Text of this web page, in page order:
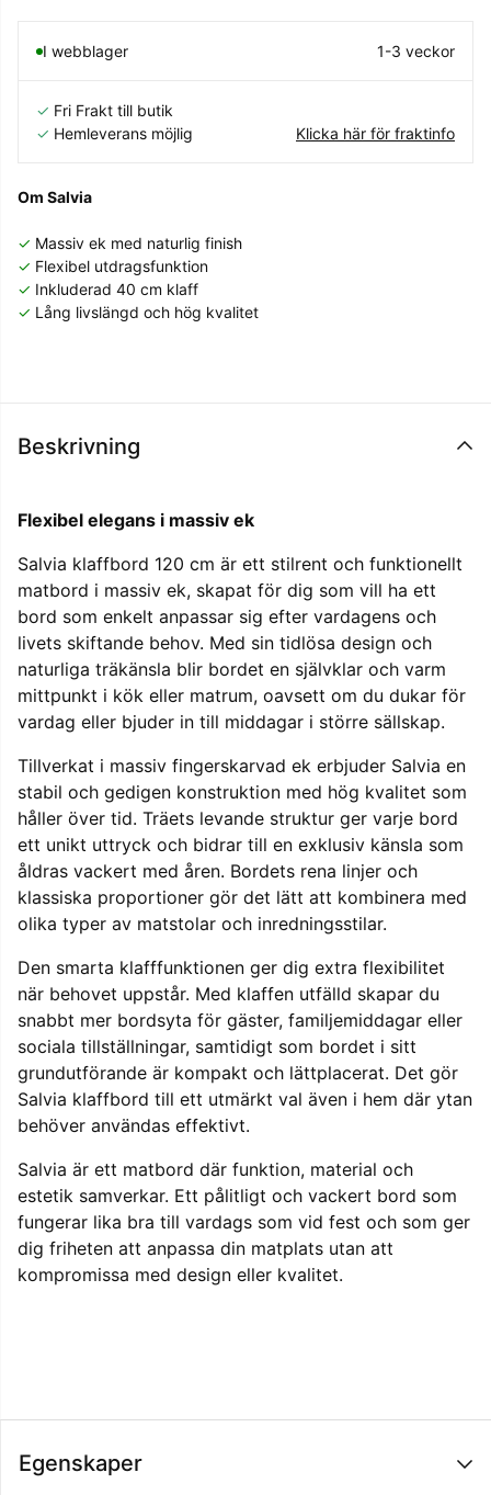
I webblager 1-3 veckor
✓ Fri Frakt till butik
✓ Hemleverans möjlig Klicka här för fraktinfo
Om Salvia
✓ Massiv ek med naturlig finish
✓ Flexibel utdragsfunktion
✓ Inkluderad 40 cm klaff
✓ Lång livslängd och hög kvalitet
Beskrivning
Flexibel elegans i massiv ek
Salvia klaffbord 120 cm är ett stilrent och funktionellt
matbord i massiv ek, skapat för dig som vill ha ett
bord som enkelt anpassar sig efter vardagens och
livets skiftande behov. Med sin tidlösa design och
naturliga träkänsla blir bordet en självklar och varm
mittpunkt i kök eller matrum, oavsett om du dukar för
vardag eller bjuder in till middagar i större sällskap.
Tillverkat i massiv fingerskarvad ek erbjuder Salvia en
stabil och gedigen konstruktion med hög kvalitet som
håller över tid. Träets levande struktur ger varje bord
ett unikt uttryck och bidrar till en exklusiv känsla som
åldras vackert med åren. Bordets rena linjer och
klassiska proportioner gör det lätt att kombinera med
olika typer av matstolar och inredningsstilar.
Den smarta klafffunktionen ger dig extra flexibilitet
när behovet uppstår. Med klaffen utfälld skapar du
snabbt mer bordsyta för gäster, familjemiddagar eller
sociala tillställningar, samtidigt som bordet i sitt
grundutförande är kompakt och lättplacerat. Det gör
Salvia klaffbord till ett utmärkt val även i hem där ytan
behöver användas effektivt.
Salvia är ett matbord där funktion, material och
estetik samverkar. Ett pålitligt och vackert bord som
fungerar lika bra till vardags som vid fest och som ger
dig friheten att anpassa din matplats utan att
kompromissa med design eller kvalitet.
Egenskaper